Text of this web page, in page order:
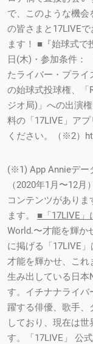
で、このような機
の皆さまと17LIVE
ます！ ■『始球式で
日(木)・参加条件：
たライバー・プラ
の始球式投球権、「
ジオ局)」への出演
料の「17LIVE」ア
ください。（※2）
(※1) App Annieデ
（2020年1月〜12
コンテンツがありま
ます。 ■「17LIVE」
World.〜才能を輝か
に掲げる「17LIVE
才能を輝かせ、これ
生み出している日
す。イチナナライバ
躍する俳優、歌手
しており、現在は
す。「17LIVE」 公